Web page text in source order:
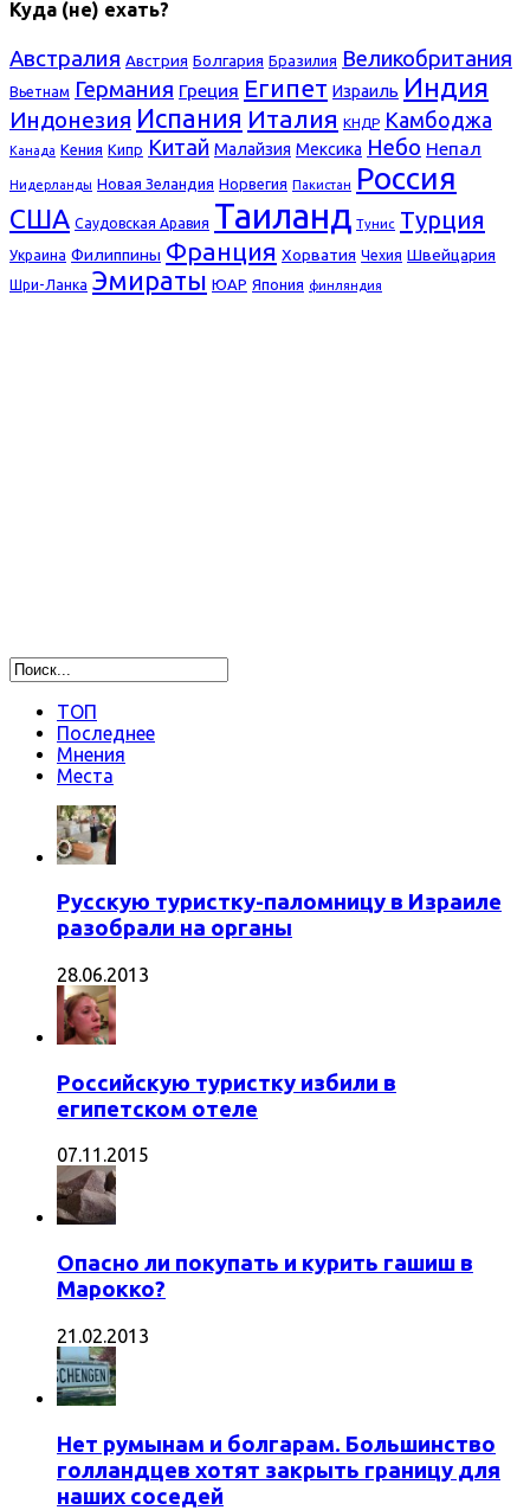
Куда (не) ехать?
Австралия Австрия Болгария Бразилия Великобритания
Вьетнам Германия Греция Египет Израиль Индия
Индонезия Испания Италия КНДР Камбоджа
Канада Кения Кипр Китай Малайзия Мексика Небо Непал
Нидерланды Новая Зеландия Норвегия Пакистан Россия
США Саудовская Аравия Таиланд Тунис Турция
Украина Филиппины Франция Хорватия Чехия Швейцария
Шри-Ланка Эмираты ЮАР Япония финляндия
ТОП
Последнее
Мнения
Места
Русскую туристку-паломницу в Израиле
разобрали на органы
28.06.2013
Российскую туристку избили в
египетском отеле
07.11.2015
Опасно ли покупать и курить гашиш в
Марокко?
21.02.2013
Нет румынам и болгарам. Большинство
голландцев хотят закрыть границу для
наших соседей